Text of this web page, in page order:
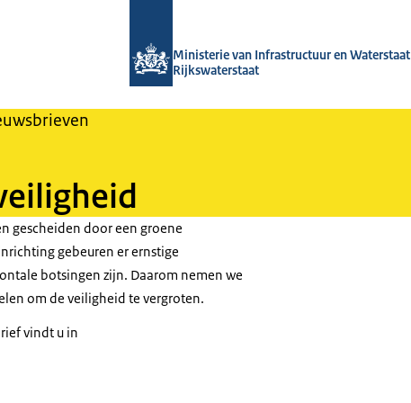
Ministerie van Infrastructuur en Waterstaat
Rijkswaterstaat
gescheiden door een groene
gebeuren er ernstige
botsingen zijn. Daarom nemen we
om de veiligheid te vergroten.
vindt u in